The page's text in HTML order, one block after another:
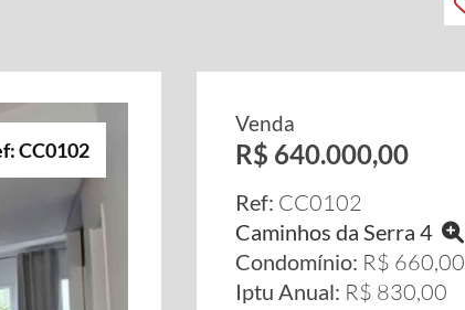
CC0102
Venda
R$ 640.000,00
Ref: CC0102
Caminhos da Serra 4
Condomínio: R$ 660,00
Iptu Anual: R$ 830,00